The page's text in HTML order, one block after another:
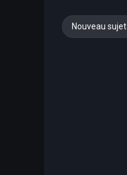
Nouveau sujet